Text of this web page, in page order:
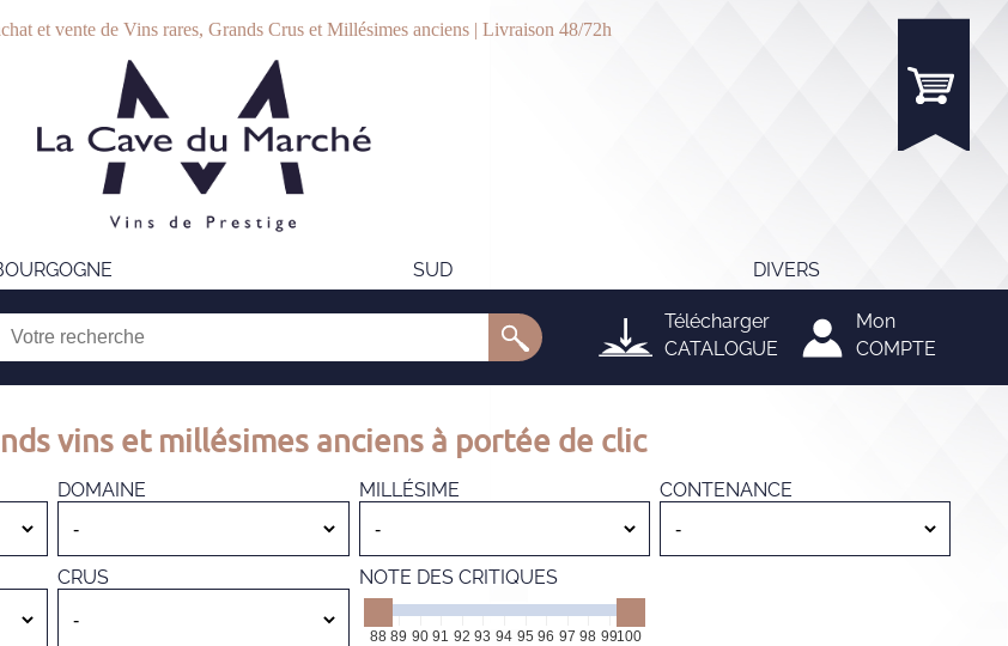
et vente de Vins rares, Grands Crus et Millésimes anciens | Livraison 48/72h
SUD DIVERS
Télécharger
CATALOGUE
Mon
COMPTE
vins et millésimes anciens à portée de clic
DOMAINE MILLÉSIME CONTENANCE
CRUS NOTE DES CRITIQUES
88 89 90 91 92 93 94 95 96 97 98 99100